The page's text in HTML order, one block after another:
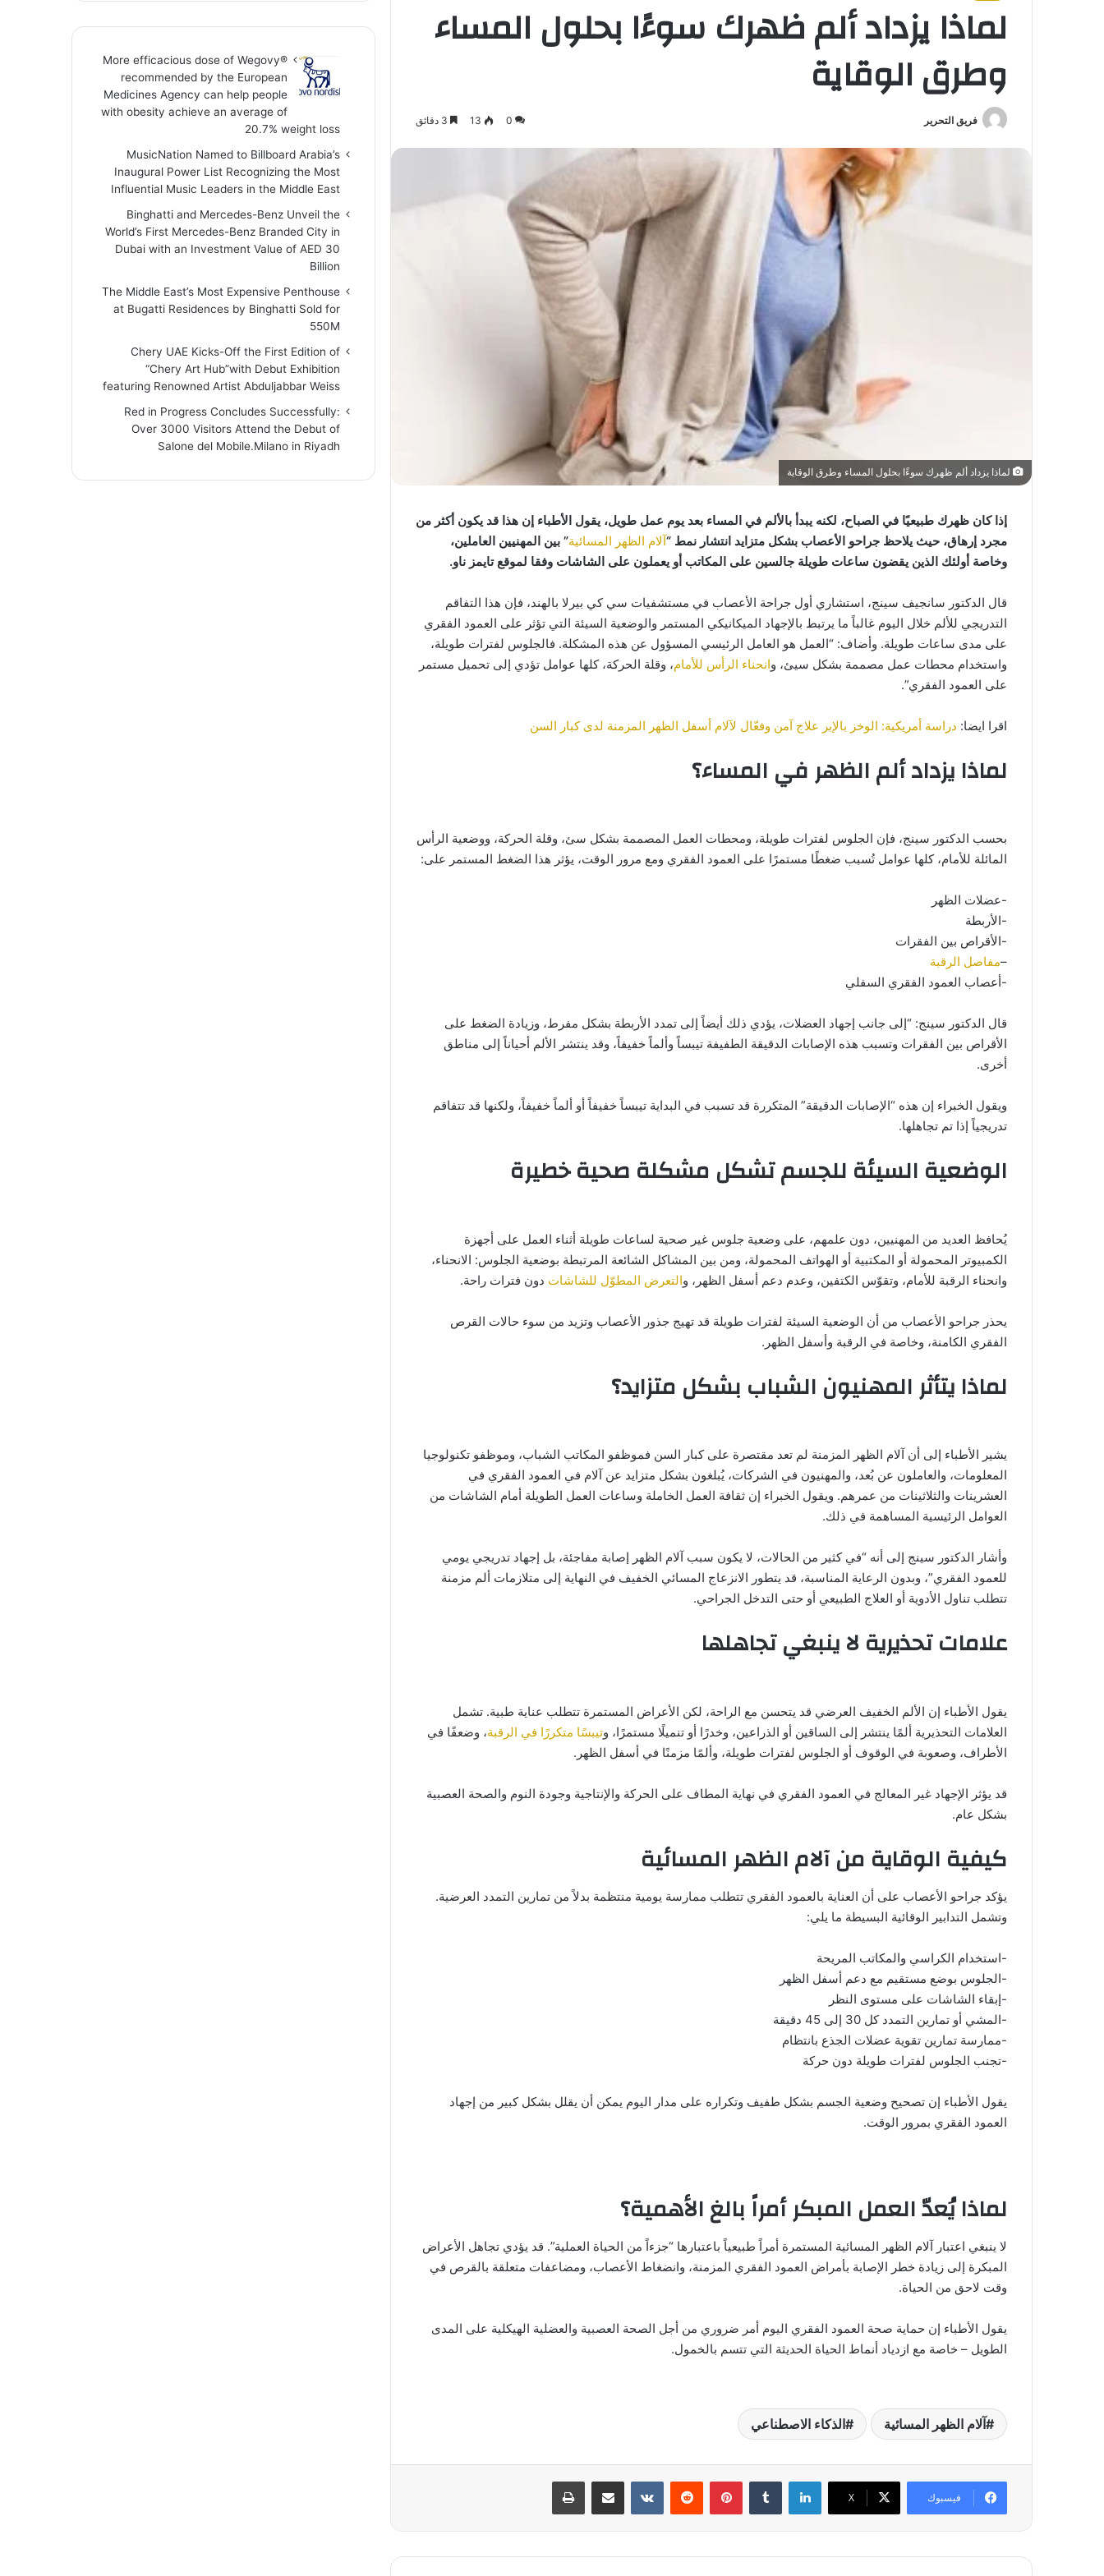
لماذا يزداد ألم ظهرك سوءًا بحلول المساء
وطرق الوقاية
فريق التحرير 0
13
لماذا يزداد ألم ظهرك سوءًا بحلول المساء وطرق الوقاية
إذا كان ظهرك طبيعيًا في الصباح، لكنه يبدأ بالألم في المساء بعد يوم عمل طويل، يقول الأطباء إن هذا قد يكون أكثر من
مجرد إرهاق، حيث يلاحظ جراحو الأعصاب بشكل متزايد انتشار نمط “آلام الظهر المسائية” بين المهنيين العاملين،
وخاصة أولئك الذين يقضون ساعات طويلة جالسين على المكاتب أو يعملون على الشاشات وفقا لموقع تايمز ناو.
قال الدكتور سانجيف سينج، استشاري أول جراحة الأعصاب في مستشفيات سي كي بيرلا بالهند، فإن هذا التفاقم
التدريجي للألم خلال اليوم غالباً ما يرتبط بالإجهاد الميكانيكي المستمر والوضعية السيئة التي تؤثر على العمود الفقري
على مدى ساعات طويلة. وأضاف: “العمل هو العامل الرئيسي المسؤول عن هذه المشكلة. فالجلوس لفترات طويلة،
واستخدام محطات عمل مصممة بشكل سيئ، وانحناء الرأس للأمام، وقلة الحركة، كلها عوامل تؤدي إلى تحميل مستمر
على العمود الفقري”.
اقرا ايضا: دراسة أمريكية: الوخز بالإبر علاج آمن وفعّال لآلام أسفل الظهر المزمنة لدى كبار السن
لماذا يزداد ألم الظهر في المساء؟
بحسب الدكتور سينج، فإن الجلوس لفترات طويلة، ومحطات العمل المصممة بشكل سئ، وقلة الحركة، ووضعية الرأس
المائلة للأمام، كلها عوامل تُسبب ضغطًا مستمرًا على العمود الفقري ومع مرور الوقت، يؤثر هذا الضغط المستمر على:
-عضلات الظهر
-الأربطة
-الأقراص بين الفقرات
–مفاصل الرقبة
-أعصاب العمود الفقري السفلي
قال الدكتور سينج: “إلى جانب إجهاد العضلات، يؤدي ذلك أيضاً إلى تمدد الأربطة بشكل مفرط، وزيادة الضغط على
الأقراص بين الفقرات وتسبب هذه الإصابات الدقيقة الطفيفة تيبساً وألماً خفيفاً، وقد ينتشر الألم أحياناً إلى مناطق
أخرى.
ويقول الخبراء إن هذه “الإصابات الدقيقة” المتكررة قد تسبب في البداية تيبساً خفيفاً أو ألماً خفيفاً، ولكنها قد تتفاقم
تدريجياً إذا تم تجاهلها.
الوضعية السيئة للجسم تشكل مشكلة صحية خطيرة
يُحافظ العديد من المهنيين، دون علمهم، على وضعية جلوس غير صحية لساعات طويلة أثناء العمل على أجهزة
الكمبيوتر المحمولة أو المكتبية أو الهواتف المحمولة، ومن بين المشاكل الشائعة المرتبطة بوضعية الجلوس: الانحناء،
وانحناء الرقبة للأمام، وتقوّس الكتفين، وعدم دعم أسفل الظهر، والتعرض المطوّل للشاشات دون فترات راحة.
يحذر جراحو الأعصاب من أن الوضعية السيئة لفترات طويلة قد تهيج جذور الأعصاب وتزيد من سوء حالات القرص
الفقري الكامنة، وخاصة في الرقبة وأسفل الظهر.
لماذا يتأثر المهنيون الشباب بشكل متزايد؟
يشير الأطباء إلى أن آلام الظهر المزمنة لم تعد مقتصرة على كبار السن فموظفو المكاتب الشباب، وموظفو تكنولوجيا
المعلومات، والعاملون عن بُعد، والمهنيون في الشركات، يُبلغون بشكل متزايد عن آلام في العمود الفقري في
العشرينات والثلاثينات من عمرهم. ويقول الخبراء إن ثقافة العمل الخاملة وساعات العمل الطويلة أمام الشاشات من
العوامل الرئيسية المساهمة في ذلك.
وأشار الدكتور سينج إلى أنه “في كثير من الحالات، لا يكون سبب آلام الظهر إصابة مفاجئة، بل إجهاد تدريجي يومي
للعمود الفقري”، وبدون الرعاية المناسبة، قد يتطور الانزعاج المسائي الخفيف في النهاية إلى متلازمات ألم مزمنة
تتطلب تناول الأدوية أو العلاج الطبيعي أو حتى التدخل الجراحي.
علامات تحذيرية لا ينبغي تجاهلها
يقول الأطباء إن الألم الخفيف العرضي قد يتحسن مع الراحة، لكن الأعراض المستمرة تتطلب عناية طبية. تشمل
العلامات التحذيرية ألمًا ينتشر إلى الساقين أو الذراعين، وخدرًا أو تنميلًا مستمرًا، وتيبسًا متكررًا في الرقبة، وضعفًا في
الأطراف، وصعوبة في الوقوف أو الجلوس لفترات طويلة، وألمًا مزمنًا في أسفل الظهر.
قد يؤثر الإجهاد غير المعالج في العمود الفقري في نهاية المطاف على الحركة والإنتاجية وجودة النوم والصحة العصبية
بشكل عام.
كيفية الوقاية من آلام الظهر المسائية
يؤكد جراحو الأعصاب على أن العناية بالعمود الفقري تتطلب ممارسة يومية منتظمة بدلاً من تمارين التمدد العرضية.
وتشمل التدابير الوقائية البسيطة ما يلي:
-استخدام الكراسي والمكاتب المريحة
-الجلوس بوضع مستقيم مع دعم أسفل الظهر
-إبقاء الشاشات على مستوى النظر
-المشي أو تمارين التمدد كل 30 إلى 45 دقيقة
-ممارسة تمارين تقوية عضلات الجذع بانتظام
-تجنب الجلوس لفترات طويلة دون حركة
يقول الأطباء إن تصحيح وضعية الجسم بشكل طفيف وتكراره على مدار اليوم يمكن أن يقلل بشكل كبير من إجهاد
العمود الفقري بمرور الوقت.
لماذا يُعدّ العمل المبكر أمراً بالغ الأهمية؟
لا ينبغي اعتبار آلام الظهر المسائية المستمرة أمراً طبيعياً باعتبارها “جزءاً من الحياة العملية”. قد يؤدي تجاهل الأعراض
المبكرة إلى زيادة خطر الإصابة بأمراض العمود الفقري المزمنة، وانضغاط الأعصاب، ومضاعفات متعلقة بالقرص في
وقت لاحق من الحياة.
يقول الأطباء إن حماية صحة العمود الفقري اليوم أمر ضروري من أجل الصحة العصبية والعضلية الهيكلية على المدى
الطويل – خاصة مع ازدياد أنماط الحياة الحديثة التي تتسم بالخمول.
آلام الظهر المسائية الذكاء الاصطناعي
فيسبوك ‫X
لينكدإن بينتيريست مشاركة عبر البريد طباعة
More efficacious dose of Wegovy®️
recommended by the European
Medicines Agency can help people
with obesity achieve an average of
20.7% weight loss
MusicNation Named to Billboard Arabia’s
Inaugural Power List Recognizing the Most
Influential Music Leaders in the Middle East
Binghatti and Mercedes-Benz Unveil the
World’s First Mercedes-Benz Branded City in
Dubai with an Investment Value of AED 30
Billion
The Middle East’s Most Expensive Penthouse
at Bugatti Residences by Binghatti Sold for
550M
Chery UAE Kicks-Off the First Edition of
“Chery Art Hub”with Debut Exhibition
featuring Renowned Artist Abduljabbar Weiss
Red in Progress Concludes Successfully:
Over 3000 Visitors Attend the Debut of
Salone del Mobile.Milano in Riyadh